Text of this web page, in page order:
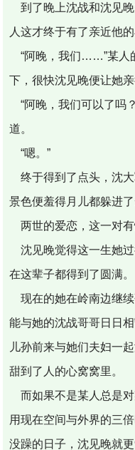
到了晚上沈战和沈见
人这才终于有了亲近他
“阿晚，我们……”某人
下，很快沈见晚便让她亲
“阿晚，我们可以了吗
道。
“嗯。”
终于得到了点头，沈
景色便羞得月儿都躲进了
两世的爱恋，这一对有
沈见晚觉得这一生她
在这辈子都得到了圆满。
现在的她在岭南边继
能与她的沈战哥哥日日
儿孙前来与她们夫妇一
甜到了人的心窝窝里。
而如果不是某人总是对
用现在空间与外界的三
没躁的日子，沈见晚就